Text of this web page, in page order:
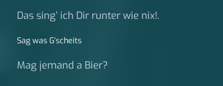
Das sing’ ich Dir runter wie nix!.
Sag was G‘scheits
Mag jemand a Bier?